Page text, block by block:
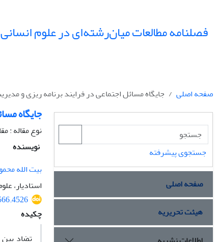
فصلنامه مطالعات میان‌رشته‌ای در علوم انسانی
صفحه اصلی جایگاه مسائل اجتماعی در فرایند برنامه ریزی و
جایگاه
نوع مقاله :
نویسنده
بیت الله
استادیار،
چکیده
تضاد
جستجوی پیشرفته
صفحه اصلی
هیئت تحریریه